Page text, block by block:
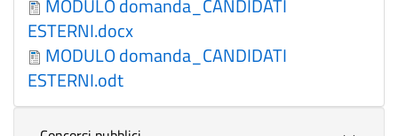
MODULO domanda_CANDIDATI
ESTERNI.docx
MODULO domanda_CANDIDATI
ESTERNI.odt